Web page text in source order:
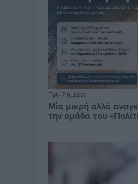
Πριν 7 ημέρες
Μία μικρή αλλά
την ομάδα του